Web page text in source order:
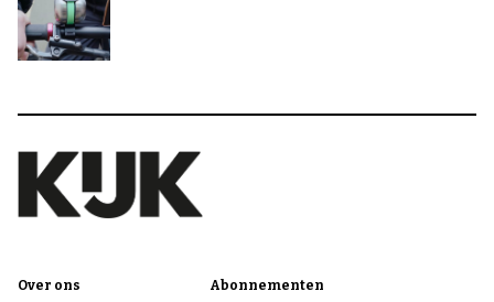
Over ons Abonnementen